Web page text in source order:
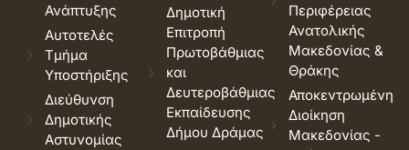
Ανάπτυξης
Αυτοτελές
Τμήμα
Υποστήριξης
Διεύθυνση
Δημοτικής
Αστυνομίας
Δημοτική
Επιτροπή
Πρωτοβάθμιας
και
Δευτεροβάθμιας
Εκπαίδευσης
Δήμου Δράμας
Περιφέρειας
Ανατολικής
Μακεδονίας &
Θράκης
Αποκεντρωμένη
Διοίκηση
Μακεδονίας -